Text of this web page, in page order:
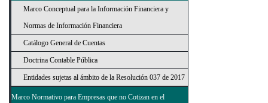
Marco Conceptual para la Información Financiera y
Normas de Información Financiera
Catálogo General de Cuentas
Doctrina Contable Pública
Entidades sujetas al ámbito de la Resolución 037 de 2017
Marco Normativo para Empresas que no Cotizan en el